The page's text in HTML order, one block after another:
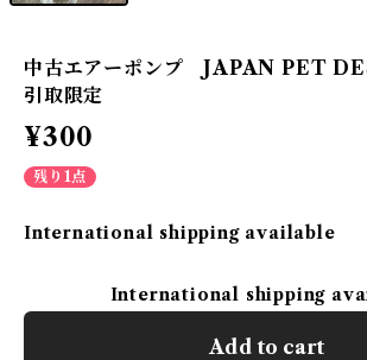
中古エアーポンプ JAPAN PET
引取限定
¥300
残り1点
International shipping available
International shipping
Add to cart